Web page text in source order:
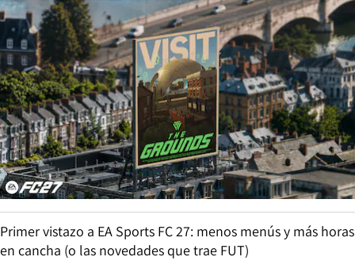
Primer vistazo a EA Sports FC 27: menos menús y más horas
en cancha (o las novedades que trae FUT)